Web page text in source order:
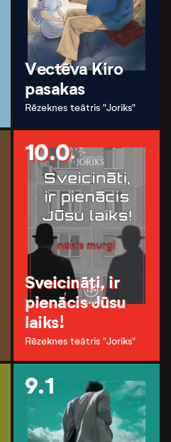
Vectēva Kiro
pasakas
Rēzeknes teātris "Joriks"
10.0
Sveicināti, ir
pienācis Jūsu
laiks!
Rēzeknes teātris "Joriks"
9.1